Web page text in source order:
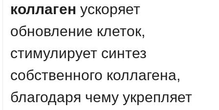
коллаген ускоряет
обновление клеток,
стимулирует синтез
собственного коллагена,
благодаря чему укрепляет